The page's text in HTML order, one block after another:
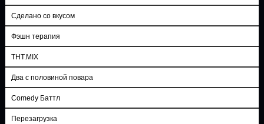
Сделано со вкусом
Фэшн терапия
ТНТ.MIX
Два с половиной повара
Comedy Баттл
Перезагрузка